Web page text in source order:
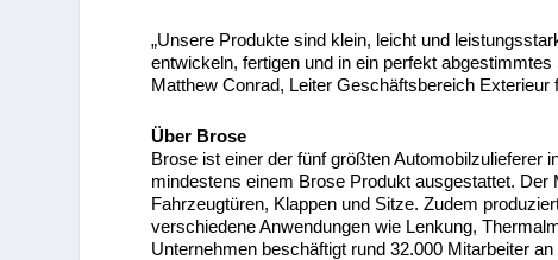
„Unsere Produkte sind klein, leicht und
entwickeln, fertigen und in ein perfekt
Matthew Conrad, Leiter Geschäftsbereich Exterieur
Über Brose
Brose ist einer der fünf größten Automobilzulieferer
mindestens einem Brose Produkt ausgestattet.
Fahrzeugtüren, Klappen und Sitze. Zudem
verschiedene Anwendungen wie Lenkung,
Unternehmen beschäftigt rund 32.000 Mitarbeiter